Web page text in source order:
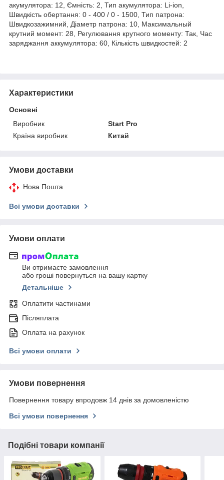
акумулятора: 12, Ємність: 2, Тип акумулятора: Li-ion,
Швидкість обертання: 0 - 400 / 0 - 1500, Тип патрона:
Швидкозажимний, Діаметр патрона: 10, Максимальный
крутний момент: 28, Регулювання крутного моменту: Так, Час
заряджання аккумулятора: 60, Кількість швидкостей: 2
Характеристики
Основні
Виробник
Start Pro
Країна виробник
Китай
Умови доставки
Нова Пошта
Всі умови доставки
Умови оплати
Ви отримаєте замовлення
або гроші повернуться на вашу картку
Детальніше
Оплатити частинами
Післяплата
Оплата на рахунок
Всі умови оплати
Умови повернення
Повернення товару впродовж 14 днів за домовленістю
Всі умови повернення
Подібні товари компанії